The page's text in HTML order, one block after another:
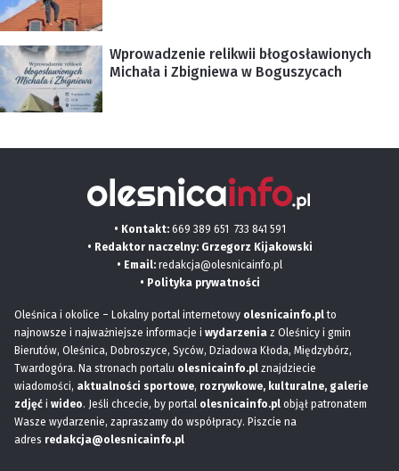
Wprowadzenie relikwii błogosławionych
Michała i Zbigniewa w Boguszycach
• Kontakt: 669 389 651 733 841 591
• Redaktor naczelny: Grzegorz Kijakowski
• Email: redakcja@olesnicainfo.pl
• Polityka prywatności
Oleśnica i okolice – Lokalny portal internetowy olesnicainfo.plto
najnowsze i najważniejsze informacje i wydarzenia z Oleśnicy i gmin
Bierutów, Oleśnica, Dobroszyce, Syców, Dziadowa Kłoda, Międzybórz,
Twardogóra. Na stronach portalu olesnicainfo.pl znajdziecie
wiadomości, aktualności sportowe, rozrywkowe, kulturalne, galerie
zdjęć i wideo. Jeśli chcecie, by portal olesnicainfo.pl objął patronatem
Wasze wydarzenie, zapraszamy do współpracy. Piszcie na
adres redakcja@olesnicainfo.pl